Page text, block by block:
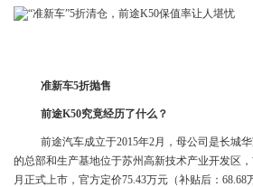
准新车5折抛售
前途K50究竟经历了什么？
前途汽车成立于2015年2月，母公司是长城
的总部和生产基地位于苏州高新技术产业开发区
月正式上市，官方定价75.43万元（补贴后：68.68